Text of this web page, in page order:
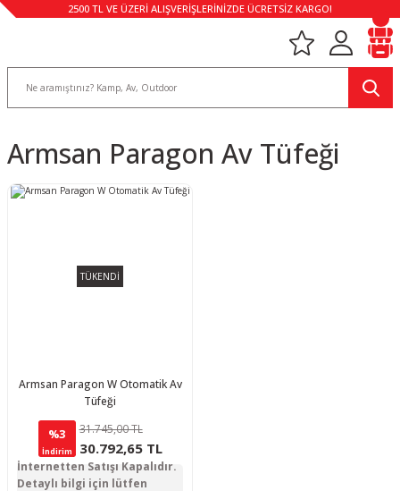
2500 TL VE ÜZERİ ALIŞVERİŞLERİNİZDE ÜCRETSİZ KARGO!
Armsan Paragon Av Tüfeği
TÜKENDİ
Armsan Paragon W Otomatik Av
Tüfeği
%3
İndirim
31.745,00 TL
30.792,65 TL
İnternetten Satışı Kapalıdır.
Detaylı bilgi için lütfen